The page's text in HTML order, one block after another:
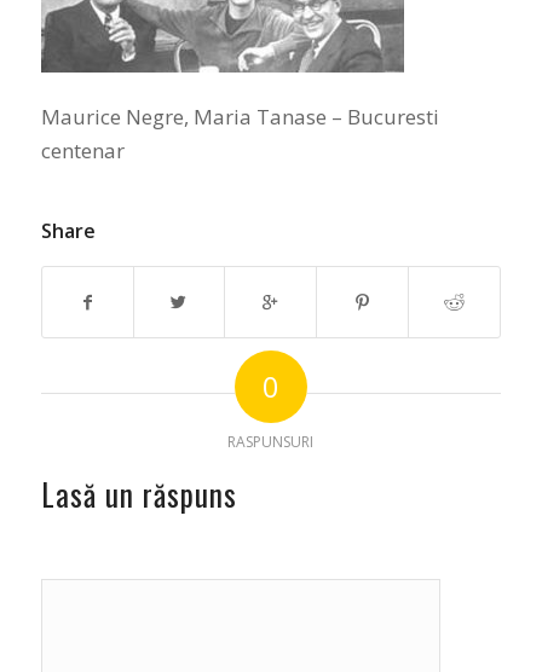
Maurice Negre, Maria Tanase – Bucuresti
centenar
Share
0
RASPUNSURI
Lasă un răspuns